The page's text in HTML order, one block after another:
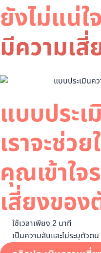
ยังไม่แน่ใ
มีความเสี่
แบบประ
เราจะช่วย
คุณเข้าใจ
เสี่ยงของ
ใช้เวลาเพียง 2 นาที
เป็นความลับและไม่ระบุตัวตน